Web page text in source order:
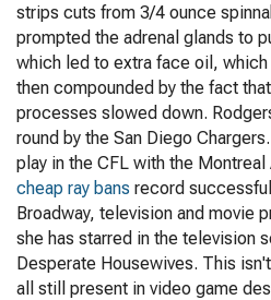
strips cuts from 3/4 ounce
prompted the adrenal glands to
which led to extra face oil,
then compounded by the fact
processes slowed down.
round by the San Diego
play in the CFL with the
cheap ray bans record
Broadway, television and movie
she has starred in the television
Desperate Housewives. This
all still present in video game